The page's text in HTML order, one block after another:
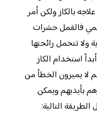
بالكاز ولكن أمر
فالقمل حشرات
ولا تتحمل رائحتها
استخدام الكاز
لا يميزون الخطأ من
بأيديهم ويمكن
التالية: